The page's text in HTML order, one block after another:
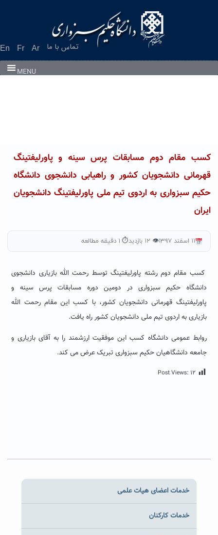
En Fr Ar تماس با ما
MENU
کسب مقام دوم مسابقات پرس سینه و پاورلیفتینگ
قهرمانی دانشجویان کشور و راهیابی دانشجوی دانشگاه
حکیم سبزواری به اردوی تیم ملی پاورلیفتینگ دانشجویان
ایران
۱۱ اسفند ۱۳۹۷ 👁 ۱۲ بازدید ⏱ ۱ دقیقه مطالعه
کسب مقام دوم رشته پاورلیفتینگ توسط رحمت الله بازیاری دانشجوی
دانشگاه حکیم سبزواری در دومین دوره مسابقات پرس سینه و
پاورلیفتینگ قهرمانی دانشجویان کشور، با کسب این مقام رحمت الله
بازیاری به اردوی تیم ملی دانشجویان کشور راه یافت.
روابط عمومی دانشگاه کسب این موفقیت ارزشمند را به آقای بازیاری و
جامعه دانشگاهیان حکیم سبزواری تبریک عرض می کند.
Post Views: ۱۲
خدمات اعضای هیات علمی
خدمات کارکنان